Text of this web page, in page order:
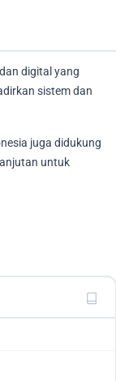
digital yang
sistem dan
juga didukung
untuk